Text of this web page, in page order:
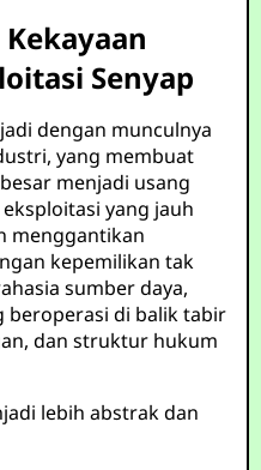
Senyap
dengan munculnya
yang membuat
menjadi usang
yang jauh
menggantikan
kepemilikan tak
sumber daya,
beroperasi di balik tabir
dan struktur hukum
lebih abstrak dan